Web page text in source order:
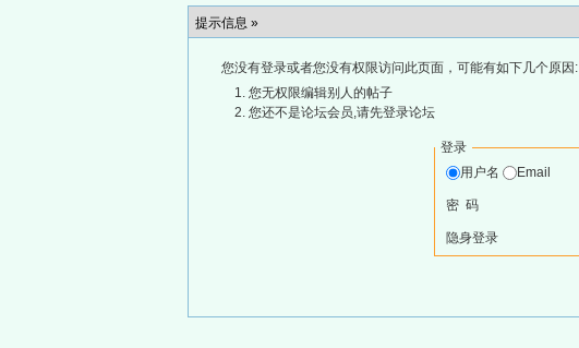
提示信息 »
您没有登录或者您没有权限访问此页面，可能有如下几个原因:
您无权限编辑别人的帖子
您还不是论坛会员,请先登录论坛
登录
用户名
Email
密 码
隐身登录